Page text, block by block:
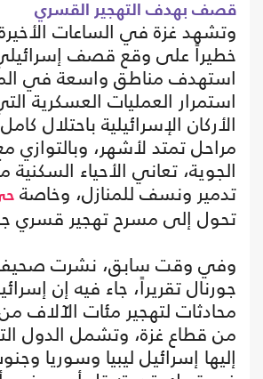
قصف بهدف التهجير القسري
وتشهد غزة في الساعات
خطيراً على وقع قصف
استهدف مناطق واسعة في
استمرار العمليات العسكرية
الأركان الإسرائيلية باحتلال
مراحل تمتد لأشهر، وبالتوازي
الجوية، تعاني الأحياء
تدمير ونسف للمنازل، وخاصة
تحول إلى مسرح تهجير قسري
وفي وقت سابق، نشرت
جورنال تقريراً، جاء فيه إن
محادثات لتهجير مئات الآلاف
من قطاع غزة، وتشمل الدول
إليها إسرائيل ليبيا وسوريا